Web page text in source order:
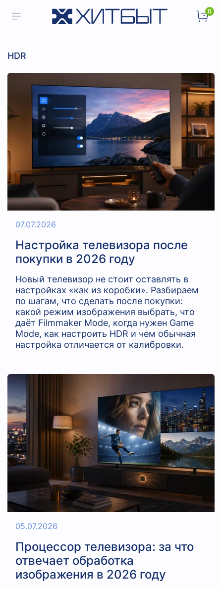
0
HDR
Настройка телевизора после
покупки в 2026 году
Новый телевизор не стоит оставлять в
настройках «как из коробки». Разбираем
по шагам, что сделать после покупки:
какой режим изображения выбрать, что
даёт Filmmaker Mode, когда нужен Game
Mode, как настроить HDR и чем обычная
настройка отличается от калибровки.
07.07.2026
Процессор телевизора: за что
отвечает обработка
изображения в 2026 году
05.07.2026